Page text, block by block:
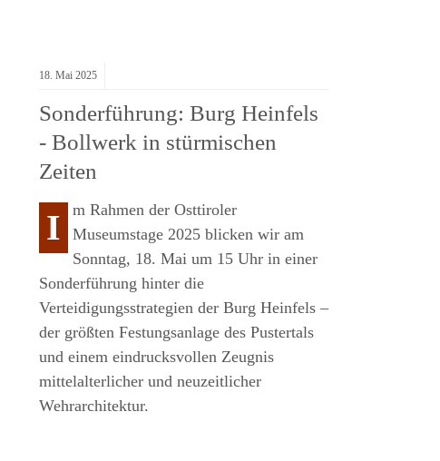
18. Mai 2025
Sonderführung: Burg Heinfels
- Bollwerk in stürmischen
Zeiten
I
m Rahmen der Osttiroler
Museumstage 2025 blicken wir am
Sonntag, 18. Mai um 15 Uhr in einer
Sonderführung hinter die
Verteidigungsstrategien der Burg Heinfels –
der größten Festungsanlage des Pustertals
und einem eindrucksvollen Zeugnis
mittelalterlicher und neuzeitlicher
Wehrarchitektur.